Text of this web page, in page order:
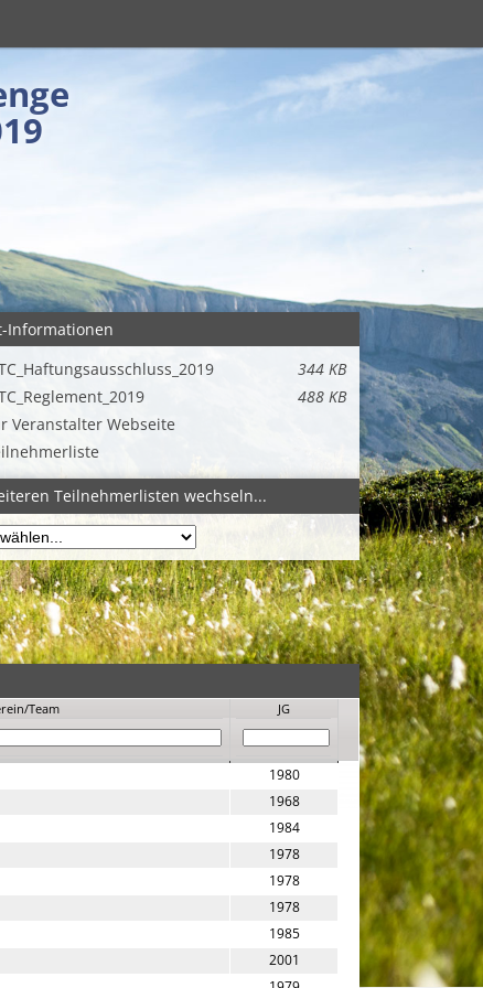
Informationen
344 KB
488 KB
Veranstalter Webseite
Teilnehmerlisten wechseln...
Team JG
1980
1968
1984
1978
1978
1978
1985
2001